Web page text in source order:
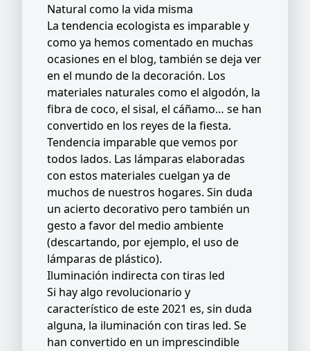
Natural como la vida misma
La tendencia ecologista es imparable y
como ya hemos comentado en muchas
ocasiones en el blog, también se deja ver
en el mundo de la decoración. Los
materiales naturales como el algodón, la
fibra de coco, el sisal, el cáñamo… se han
convertido en los reyes de la fiesta.
Tendencia imparable que vemos por
todos lados. Las lámparas elaboradas
con estos materiales cuelgan ya de
muchos de nuestros hogares. Sin duda
un acierto decorativo pero también un
gesto a favor del medio ambiente
(descartando, por ejemplo, el uso de
lámparas de plástico).
Iluminación indirecta con tiras led
Si hay algo revolucionario y
característico de este 2021 es, sin duda
alguna, la iluminación con tiras led. Se
han convertido en un imprescindible